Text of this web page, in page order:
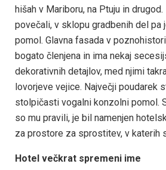
hišah v Mariboru, na Ptuju in
povečali, v sklopu gradbenih del pa
pomol. Glavna fasada v
bogato členjena in ima nekaj
dekorativnih detajlov, med njimi
lovorjeve vejice. Največji poudarek
stolpičasti vogalni konzolni pomol.
so mu pravili, je bil namenjen
za prostore za sprostitev, v katerih
Hotel večkrat spremeni ime